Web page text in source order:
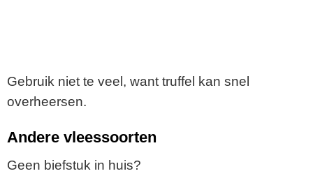
Gebruik niet te veel, want truffel kan snel
overheersen.
Andere vleessoorten
Geen biefstuk in huis?